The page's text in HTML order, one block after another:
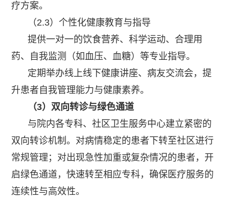
疗方案。
（2.3）个性化健康教育与指导
提供一对一的饮食营养、科学运动、合理用
药、自我监测（如血压、血糖）等专业指导。
定期举办线上线下健康讲座、病友交流会，提
升患者自我管理能力与健康素养。
（3）双向转诊与绿色通道
与院内各专科、社区卫生服务中心建立紧密的
双向转诊机制。对病情稳定的患者下转至社区进行
常规管理；对出现急性加重或复杂情况的患者，开
启绿色通道，快速转至相应专科，确保医疗服务的
连续性与高效性。